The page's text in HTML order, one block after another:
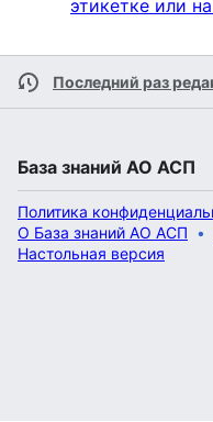
этикетке или
Последний раз
База знаний АО АСП
Политика
О База знаний АО АСП
Настольная версия